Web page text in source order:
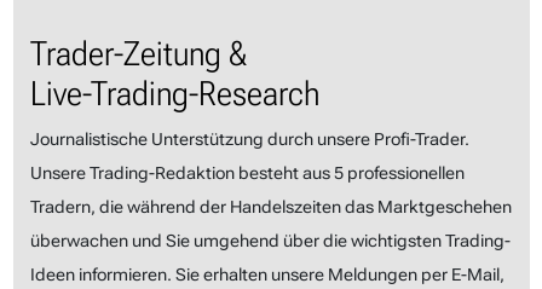
Trader-Zeitung &
Live-Trading-Research
Journalistische Unterstützung durch unsere Profi-Trader.
Unsere Trading-Redaktion besteht aus 5 professionellen
Tradern, die während der Handelszeiten das Marktgeschehen
überwachen und Sie umgehend über die wichtigsten Trading-
Ideen informieren. Sie erhalten unsere Meldungen per E-Mail,